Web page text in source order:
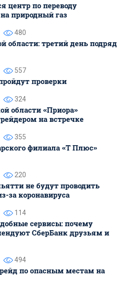
центр по переводу
природный газ
480
области: третий день подряд
557
проверки
324
области «Приора»
на встречке
355
филиала «Т Плюс»
220
не будут проводить
за коронавируса
114
сервисы: почему
СберБанк друзьям и
494
по опасным местам на